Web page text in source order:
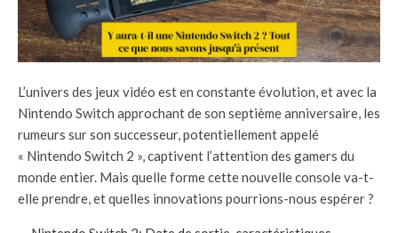
L’univers des jeux vidéo est en constante évolution, et avec la
Nintendo Switch approchant de son septième anniversaire, les
rumeurs sur son successeur, potentiellement appelé
« Nintendo Switch 2 », captivent l’attention des gamers du
monde entier. Mais quelle forme cette nouvelle console va-t-
elle prendre, et quelles innovations pourrions-nous espérer ?